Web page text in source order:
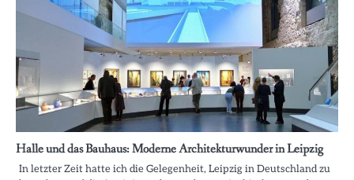
Halle und das Bauhaus: Moderne Architekturwunder in Leipzig
In letzter Zeit hatte ich die Gelegenheit, Leipzig in Deutschland zu